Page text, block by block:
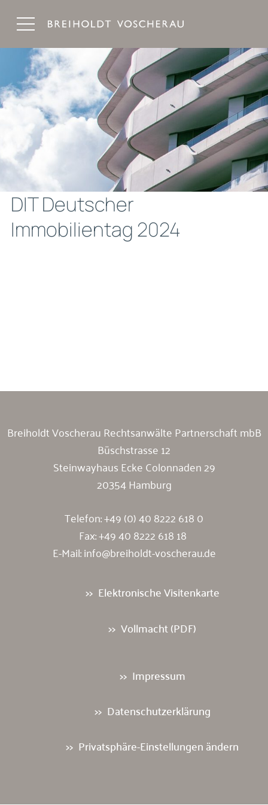
DIT Deutscher
Immobilientag 2024
Breiholdt Voscherau Rechtsanwälte Partnerschaft mbB
Büschstrasse 12
Steinwayhaus Ecke Colonnaden 29
20354 Hamburg
Telefon:+49 (0) 40 8222 618 0
Fax: +49 40 8222 618 18
E-Mail:info@breiholdt-voscherau.de
Elektronische Visitenkarte
Vollmacht (PDF)
Impressum
Datenschutzerklärung
Privatsphäre-Einstellungen ändern